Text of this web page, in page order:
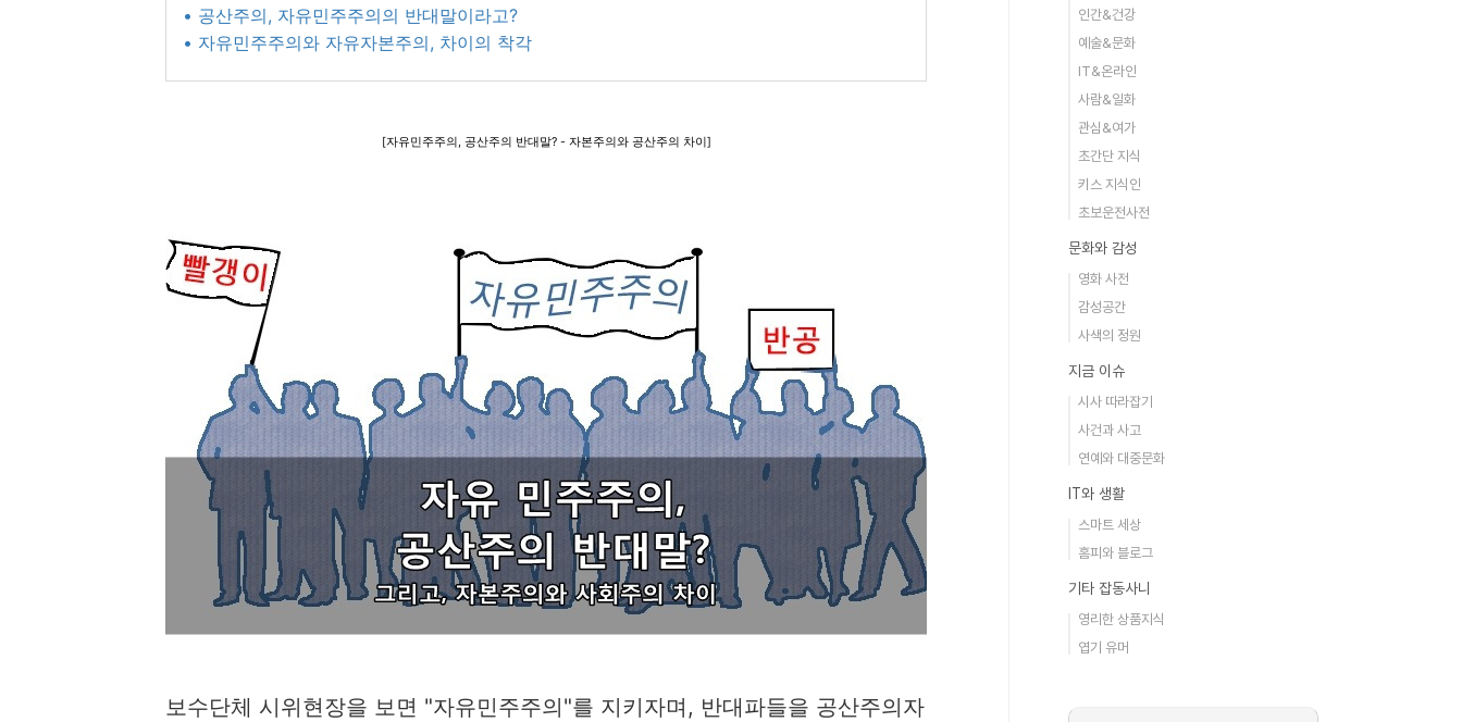
• 공산주의, 자유민주주의의 반대말이라고?
• 자유민주주의와 자유자본주의, 차이의 착각
[자유민주주의, 공산주의 반대말? - 자본주의와 공산주의 차이]
보수단체 시위현장을 보면 "자유민주주의"를 지키자며, 반대파들을 공산주의자
인간&건강
예술&문화
IT&온라인
사람&일화
관심&여가
초간단 지식
키스 지식인
초보운전사전
문화와 감성
영화 사전
감성공간
사색의 정원
지금 이슈
시사 따라잡기
사건과 사고
연예와 대중문화
IT와 생활
스마트 세상
홈피와 블로그
기타 잡동사니
영리한 상품지식
엽기 유머